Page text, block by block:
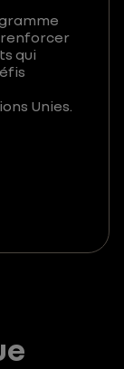
renforcer
qui
Unies.